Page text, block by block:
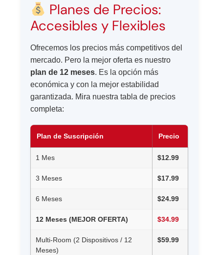
Planes de Precios:
Accesibles y Flexibles
Ofrecemos los precios más competitivos del
mercado. Pero la mejor oferta es nuestro
plan de 12 meses. Es la opción más
económica y con la mejor estabilidad
garantizada. Mira nuestra tabla de precios
completa:
Plan de Suscripción Precio
1 Mes $12.99
3 Meses $17.99
6 Meses $24.99
12 Meses (MEJOR OFERTA) $34.99
Multi-Room (2 Dispositivos / 12
Meses)
$59.99